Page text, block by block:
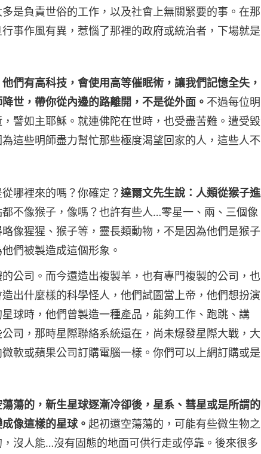
是負責世俗的工作，以及社會上無關緊要的事。在那
事作風有異，惹惱了那裡的政府或統治者，下場就是
們有高科技，會使用高等催眠術，讓我們記憶全失，
世，帶你從內邊的路離開，不是從外面。 不過每位明
譬如主耶穌。就連佛陀在世時，也受盡苦難。遭受毀
這些明師盡力幫忙那些極度渴望回家的人，這些人不
哪裡來的嗎？你確定？達爾文先生說：人類從猴子進
不像猴子，像嗎？也許有些人…零星一、兩、三個像
像猩猩、猴子等，靈長類動物，不是因為他們是猴子
們被製造成這個形象。
公司。而今還造出複製羊，也有專門複製的公司，也
出什麼樣的科學怪人，他們試圖當上帝，他們想扮演
球時，他們曾製造一種產品，能夠工作、跑跳、講
司，那時星際聯絡系統還在，尚未爆發星際大戰，大
軟或蘋果公司訂購電腦一樣。你們可以上網訂購或是
蕩的，新生星球逐漸冷卻後，星系、彗星或是所謂的
像這樣的星球。起初還空蕩蕩的，可能有些微生物之
沒人能…沒有固態的地面可供行走或停靠。後來很多